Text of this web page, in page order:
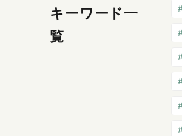
キーワード一
覧